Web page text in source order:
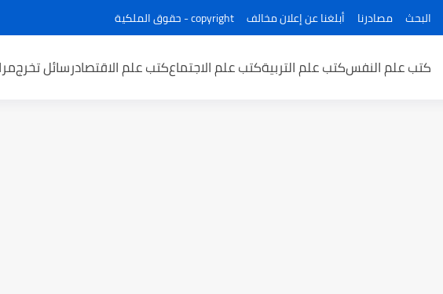
البحث مصادرنا أبلغنا عن إعلان مخالف copyright - حقوق الملكية
كتب علم النفسكتب علم التربيةكتب علم الاجتماعكتب علم الاقتصادرسائل تخرج